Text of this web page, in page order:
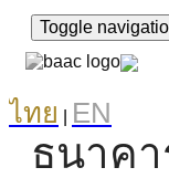
Toggle
ไทย EN
ธนาคา